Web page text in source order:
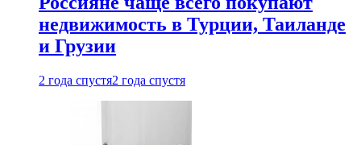
недвижимость в Турции, Таиланде
и Грузии
2 года спустя2 года спустя